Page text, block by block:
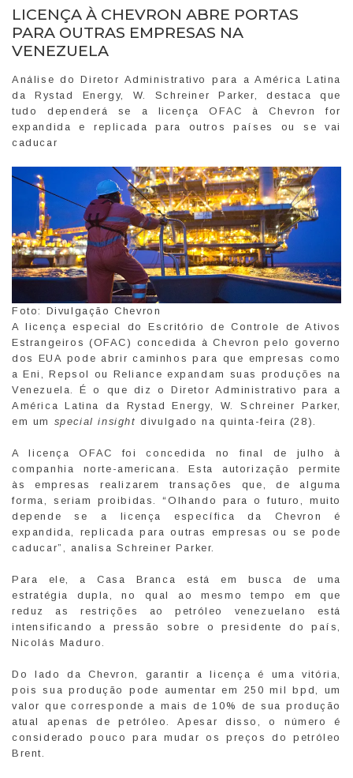
LICENÇA À CHEVRON ABRE PORTAS
PARA OUTRAS EMPRESAS NA
VENEZUELA
Análise do Diretor Administrativo para a América Latina
da Rystad Energy, W. Schreiner Parker, destaca que
tudo dependerá se a licença OFAC à Chevron for
expandida e replicada para outros países ou se vai
caducar
Foto: Divulgação Chevron
A licença especial do Escritório de Controle de Ativos
Estrangeiros (OFAC) concedida à Chevron pelo governo
dos EUA pode abrir caminhos para que empresas como
a Eni, Repsol ou Reliance expandam suas produções na
Venezuela. É o que diz o Diretor Administrativo para a
América Latina da Rystad Energy, W. Schreiner Parker,
em um special insightdivulgado na quinta-feira (28).
A licença OFAC foi concedida no final de julho à
companhia norte-americana. Esta autorização permite
às empresas realizarem transações que, de alguma
forma, seriam proibidas. “Olhando para o futuro, muito
depende se a licença específica da Chevron é
expandida, replicada para outras empresas ou se pode
caducar”, analisa Schreiner Parker.
Para ele, a Casa Branca está em busca de uma
estratégia dupla, no qual ao mesmo tempo em que
reduz as restrições ao petróleo venezuelano está
intensificando a pressão sobre o presidente do país,
Nicolás Maduro.
Do lado da Chevron, garantir a licença é uma vitória,
pois sua produção pode aumentar em 250 mil bpd, um
valor que corresponde a mais de 10% de sua produção
atual apenas de petróleo. Apesar disso, o número é
considerado pouco para mudar os preços do petróleo
Brent.